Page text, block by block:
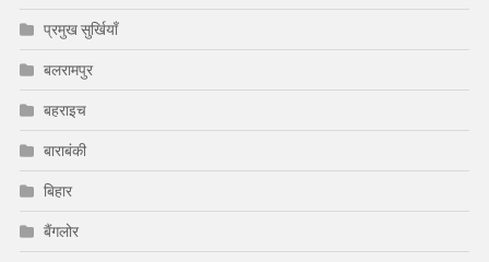
प्रमुख सुर्खियाँ
बलरामपुर
बहराइच
बाराबंकी
बिहार
बैंगलोर